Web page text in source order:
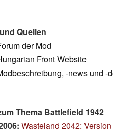
Quellen
der Mod
Front Website
-news und -
Thema Battlefield 1942
Wasteland 2042: